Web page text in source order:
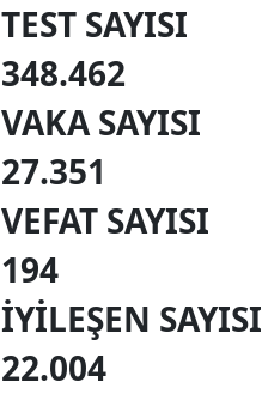
TEST SAYISI
348.462
VAKA SAYISI
27.351
VEFAT SAYISI
194
İYİLEŞEN SAYISI
22.004